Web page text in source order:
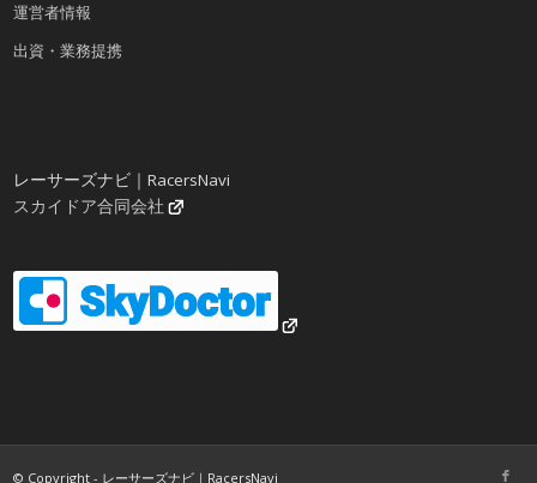
運営者情報
出資・業務提携
レーサーズナビ｜RacersNavi
スカイドア合同会社
© Copyright - レーサーズナビ｜RacersNavi